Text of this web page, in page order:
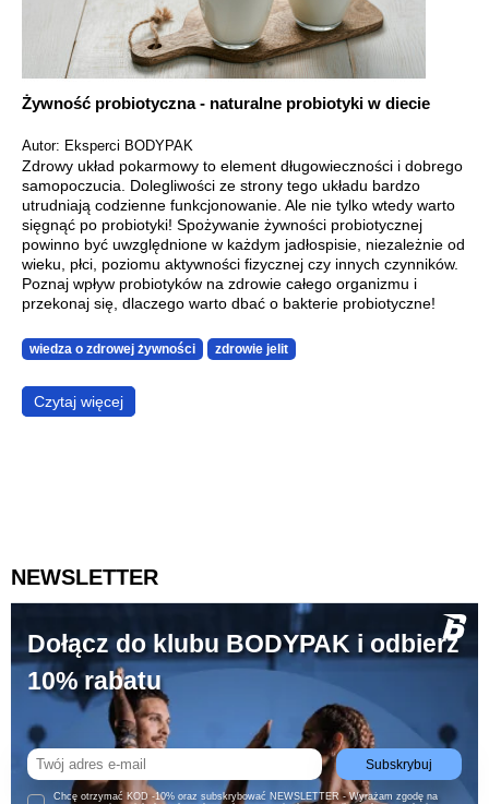
Żywność probiotyczna - naturalne probiotyki w diecie
Autor: Eksperci BODYPAK
Zdrowy układ pokarmowy to element długowieczności i dobrego
samopoczucia. Dolegliwości ze strony tego układu bardzo
utrudniają codzienne funkcjonowanie. Ale nie tylko wtedy warto
sięgnąć po probiotyki! Spożywanie żywności probiotycznej
powinno być uwzględnione w każdym jadłospisie, niezależnie od
wieku, płci, poziomu aktywności fizycznej czy innych czynników.
Poznaj wpływ probiotyków na zdrowie całego organizmu i
przekonaj się, dlaczego warto dbać o bakterie probiotyczne!
wiedza o zdrowej żywności zdrowie jelit
Czytaj więcej
NEWSLETTER
Dołącz do klubu BODYPAK i odbierz
10% rabatu
Subskrybuj
Chcę otrzymać KOD -10% oraz subskrybować NEWSLETTER - Wyrażam zgodę na